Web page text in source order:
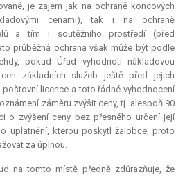
je zájem jak na ochraně koncových
cenami), tak i na ochraně
a tím i soutěžního prostředí (před
průběžná ochrana však může být podle
pokud Úřad vyhodnotí nákladovou
základních služeb ještě před jejich
licence a toto řádné vyhodnocení
záměru zvýšit ceny, tj. alespoň 90
o zvýšení ceny bez přesného určení její
uplatnění, kterou poskytl žalobce, proto
za úplnou.
na tomto místě předně zdůrazňuje, že